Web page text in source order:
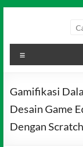
Media
Indonesia
Gamifikasi
Desain Game
Dengan